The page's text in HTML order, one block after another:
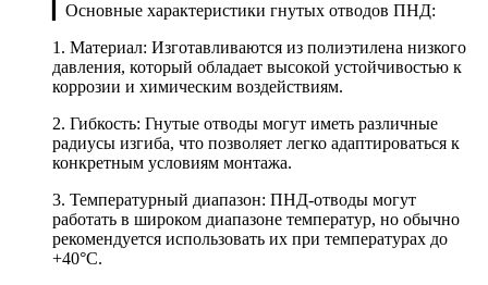
▎Основные характеристики гнутых отводов ПНД:
1. Материал: Изготавливаются из полиэтилена низкого
давления, который обладает высокой устойчивостью к
коррозии и химическим воздействиям.
2. Гибкость: Гнутые отводы могут иметь различные
радиусы изгиба, что позволяет легко адаптироваться к
конкретным условиям монтажа.
3. Температурный диапазон: ПНД-отводы могут
работать в широком диапазоне температур, но обычно
рекомендуется использовать их при температурах до
+40°C.